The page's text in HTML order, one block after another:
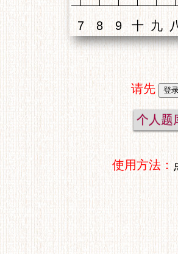
请先
个人题
使用方法：